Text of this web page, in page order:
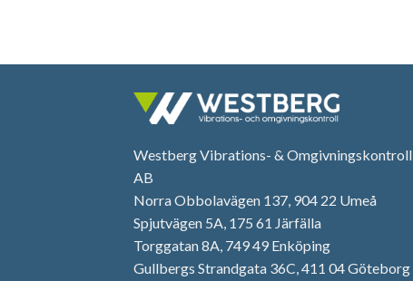
Westberg Vibrations- & Omgivningskontroll
AB
Norra Obbolavägen 137, 904 22 Umeå
Spjutvägen 5A, 175 61 Järfälla
Torggatan 8A, 749 49 Enköping
Gullbergs Strandgata 36C, 411 04 Göteborg